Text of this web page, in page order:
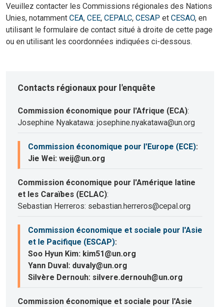
Veuillez contacter les Commissions régionales des Nations
Unies, notamment CEA, CEE, CEPALC, CESAP et CESAO, en
utilisant le formulaire de contact situé à droite de cette page
ou en utilisant les coordonnées indiquées ci-dessous.
Contacts régionaux pour l'enquête
Commission économique pour l'Afrique (ECA):
Josephine Nyakatawa: josephine.nyakatawa@un.org
Commission économique pour l'Europe (ECE):
Jie Wei: weij@un.org
Commission économique pour l'Amérique latine
et les Caraïbes (ECLAC):
Sebastian Herreros: sebastian.herreros@cepal.org
Commission économique et sociale pour l'Asie
et le Pacifique (ESCAP):
Soo Hyun Kim: kim51@un.org
Yann Duval: duvaly@un.org
Silvère Dernouh: silvere.dernouh@un.org
Commission économique et sociale pour l'Asie